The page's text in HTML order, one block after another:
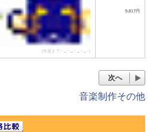
[先週まで:−→−→−→−→−]
9,817円
次へ
音楽制作その他